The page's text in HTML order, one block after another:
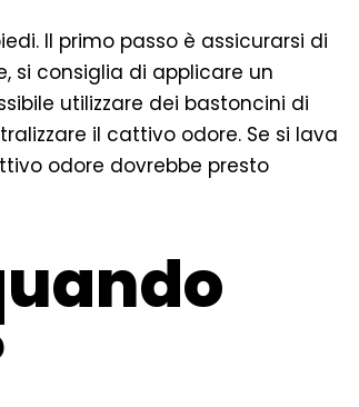
Il primo passo è assicurarsi di
si consiglia di applicare un
utilizzare dei bastoncini di
il cattivo odore. Se si lava
odore dovrebbe presto